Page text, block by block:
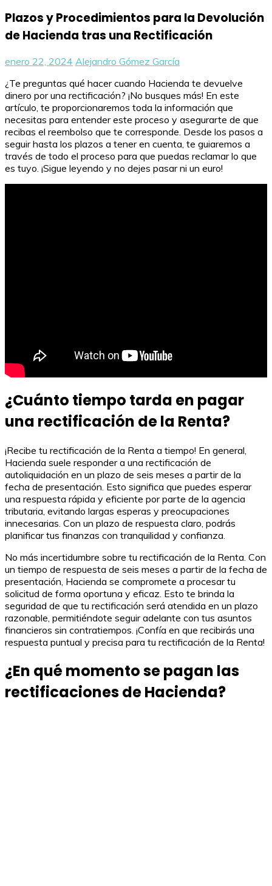
Plazos y Procedimientos para la Devolución
de Hacienda tras una Rectificación
enero 22, 2024 Alejandro Gómez García
¿Te preguntas qué hacer cuando Hacienda te devuelve
dinero por una rectificación? ¡No busques más! En este
artículo, te proporcionaremos toda la información que
necesitas para entender este proceso y asegurarte de que
recibas el reembolso que te corresponde. Desde los pasos a
seguir hasta los plazos a tener en cuenta, te guiaremos a
través de todo el proceso para que puedas reclamar lo que
es tuyo. ¡Sigue leyendo y no dejes pasar ni un euro!
¿Cuánto tiempo tarda en pagar
una rectificación de la Renta?
¡Recibe tu rectificación de la Renta a tiempo! En general,
Hacienda suele responder a una rectificación de
autoliquidación en un plazo de seis meses a partir de la
fecha de presentación. Esto significa que puedes esperar
una respuesta rápida y eficiente por parte de la agencia
tributaria, evitando largas esperas y preocupaciones
innecesarias. Con un plazo de respuesta claro, podrás
planificar tus finanzas con tranquilidad y confianza.
No más incertidumbre sobre tu rectificación de la Renta. Con
un tiempo de respuesta de seis meses a partir de la fecha de
presentación, Hacienda se compromete a procesar tu
solicitud de forma oportuna y eficaz. Esto te brinda la
seguridad de que tu rectificación será atendida en un plazo
razonable, permitiéndote seguir adelante con tus asuntos
financieros sin contratiempos. ¡Confía en que recibirás una
respuesta puntual y precisa para tu rectificación de la Renta!
¿En qué momento se pagan las
rectificaciones de Hacienda?